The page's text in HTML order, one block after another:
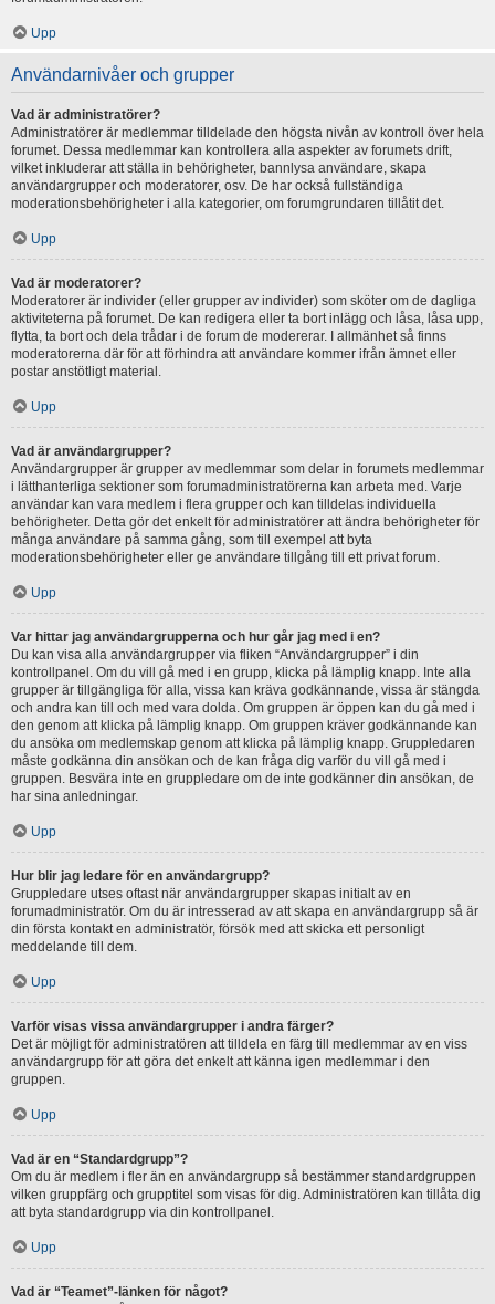
Upp
Användarnivåer och grupper
Vad är administratörer?
Administratörer är medlemmar tilldelade den högsta nivån av kontroll över hela
forumet. Dessa medlemmar kan kontrollera alla aspekter av forumets drift,
vilket inkluderar att ställa in behörigheter, bannlysa användare, skapa
användargrupper och moderatorer, osv. De har också fullständiga
moderationsbehörigheter i alla kategorier, om forumgrundaren tillåtit det.
Upp
Vad är moderatorer?
Moderatorer är individer (eller grupper av individer) som sköter om de dagliga
aktiviteterna på forumet. De kan redigera eller ta bort inlägg och låsa, låsa upp,
flytta, ta bort och dela trådar i de forum de modererar. I allmänhet så finns
moderatorerna där för att förhindra att användare kommer ifrån ämnet eller
postar anstötligt material.
Upp
Vad är användargrupper?
Användargrupper är grupper av medlemmar som delar in forumets medlemmar
i lätthanterliga sektioner som forumadministratörerna kan arbeta med. Varje
användar kan vara medlem i flera grupper och kan tilldelas individuella
behörigheter. Detta gör det enkelt för administratörer att ändra behörigheter för
många användare på samma gång, som till exempel att byta
moderationsbehörigheter eller ge användare tillgång till ett privat forum.
Upp
Var hittar jag användargrupperna och hur går jag med i en?
Du kan visa alla användargrupper via fliken “Användargrupper” i din
kontrollpanel. Om du vill gå med i en grupp, klicka på lämplig knapp. Inte alla
grupper är tillgängliga för alla, vissa kan kräva godkännande, vissa är stängda
och andra kan till och med vara dolda. Om gruppen är öppen kan du gå med i
den genom att klicka på lämplig knapp. Om gruppen kräver godkännande kan
du ansöka om medlemskap genom att klicka på lämplig knapp. Gruppledaren
måste godkänna din ansökan och de kan fråga dig varför du vill gå med i
gruppen. Besvära inte en gruppledare om de inte godkänner din ansökan, de
har sina anledningar.
Upp
Hur blir jag ledare för en användargrupp?
Gruppledare utses oftast när användargrupper skapas initialt av en
forumadministratör. Om du är intresserad av att skapa en användargrupp så är
din första kontakt en administratör, försök med att skicka ett personligt
meddelande till dem.
Upp
Varför visas vissa användargrupper i andra färger?
Det är möjligt för administratören att tilldela en färg till medlemmar av en viss
användargrupp för att göra det enkelt att känna igen medlemmar i den
gruppen.
Upp
Vad är en “Standardgrupp”?
Om du är medlem i fler än en användargrupp så bestämmer standardgruppen
vilken gruppfärg och grupptitel som visas för dig. Administratören kan tillåta dig
att byta standardgrupp via din kontrollpanel.
Upp
Vad är “Teamet”-länken för något?